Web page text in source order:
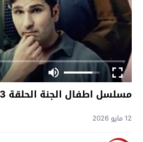
مسلسل اطفال الجنة الحلقة 23 مترجم
12 مايو 2026